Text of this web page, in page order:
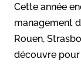
Cette année
management
Rouen,
découvre